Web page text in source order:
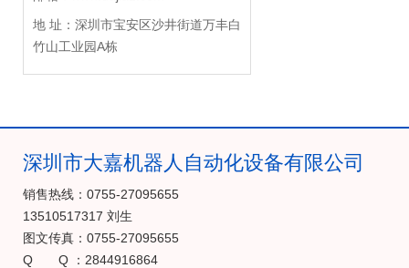
地 址：深圳市宝安区沙井街道万丰白
竹山工业园A栋
深圳市大嘉机器人自动化设备有限公司
销售热线：0755-27095655
13510517317 刘生
图文传真：0755-27095655
Q Q ：2844916864